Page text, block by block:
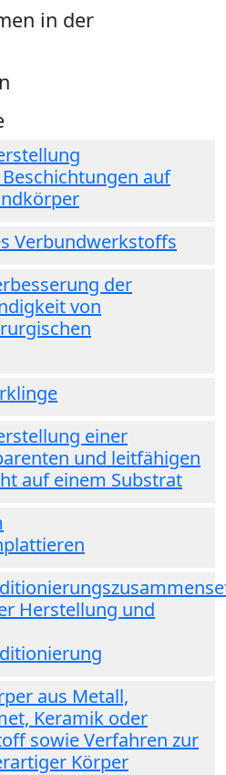
in der
auf
Verbundwerkstoffs
der
von
einer
und leitfähigen
auf einem Substrat
Herstellung und
aus Metall,
Keramik oder
sowie Verfahren zur
Körper